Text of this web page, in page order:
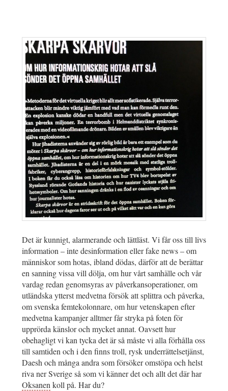
Det är kunnigt, alarmerande och lättläst. Vi får oss till livs
information – inte desinformation eller fake news – om
människor som hotas, ibland dödas, därför att de berättar
en sanning vissa vill dölja, om hur vårt samhälle och vår
vardag redan genomsyras av påverkansoperationer, om
utländska ytterst medvetna försök att splittra och påverka,
om svenska femtekolonnare, om hur vetenskapen efter
medvetna kampanjer alltmer får stryka på foten för
upprörda känslor och mycket annat. Oavsett hur
obehagligt vi kan tycka det är så måste vi alla förhålla oss
till samtiden och i den finns troll, rysk underrättelsetjänst,
Daesh och många andra som försöker omstöpa och helst
riva ner Sverige så som vi känner det och allt det där har
Oksanenkoll på. Har du?